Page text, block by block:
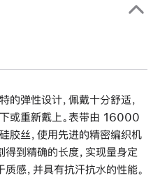
弹性设计，佩戴十分舒适，
或重新戴上。表带由 16000
胶丝，使用先进的精密编织机
得到精确的长度，实现量身定
感，并具有抗汗抗水的性能。